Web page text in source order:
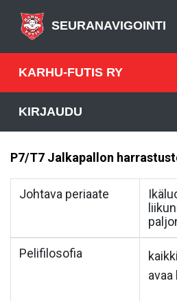
SEURANAVIGOINTI
KARHU-FUTIS RY
KIRJAUDU
P7/T7 Jalkapallon
Johtava periaate
Pelifilosofia
avaa